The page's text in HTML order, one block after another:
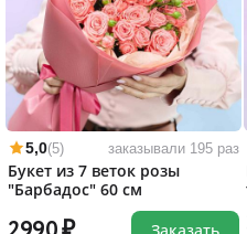
5,0(5) заказывали 195 раз
Букет из 7 веток розы
"Барбадос" 60 см